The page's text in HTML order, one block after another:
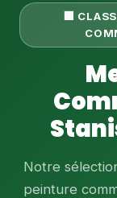
🏢
Notre
peinture